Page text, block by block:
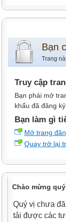
Bạn
Trang
Truy cập
Bạn phải mở
khẩu đã đăng
Bạn làm gì
Mở trang
Quay trở lại
Chào mừng quý
Quý vị chưa
tải được các